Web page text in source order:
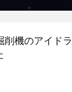
削機のアイド